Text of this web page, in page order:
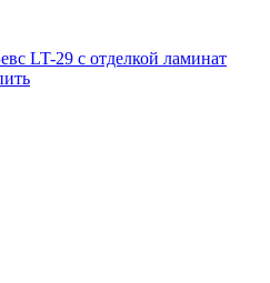
LT-29 с отделкой ламинат